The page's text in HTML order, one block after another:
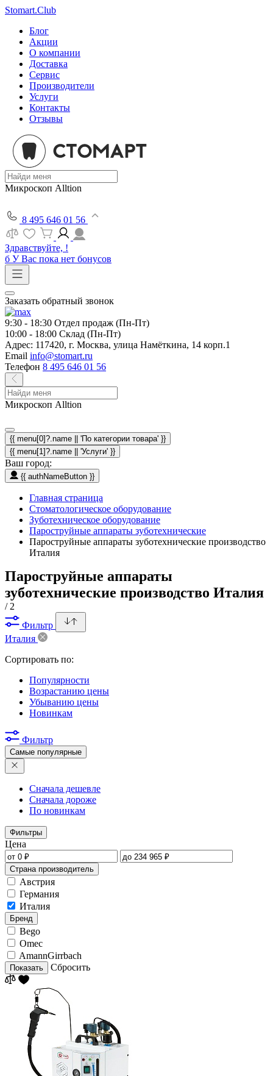
Stomart.Club
Блог
Акции
О компании
Доставка
Сервис
Производители
Услуги
Контакты
Отзывы
Микроскоп Alltion
8 495 646 01 56
Здравствуйте, !
б У Вас пока нет бонусов
Заказать обратный звонок
9:30 - 18:30 Отдел продаж (Пн-Пт)
10:00 - 18:00 Склад (Пн-Пт)
Адрес: 117420, г. Москва, улица Намёткина, 14 корп.1
Email info@stomart.ru
Телефон 8 495 646 01 56
Микроскоп Alltion
{{ menu[0]?.name || 'По категории товара' }}
{{ menu[1]?.name || 'Услуги' }}
Ваш город:
{{ authNameButton }}
Главная страница
Стоматологическое оборудование
Зуботехническое оборудование
Пароструйные аппараты зуботехнические
Пароструйные аппараты зуботехнические производство
Италия
Пароструйные аппараты
зуботехнические производство Италия
/ 2
Фильтр
Италия
Сортировать по:
Популярности
Возрастанию цены
Убыванию цены
Новинкам
Фильтр
Самые популярные
Сначала дешевле
Сначала дороже
По новинкам
Фильтры
Цена
Страна производитель
Австрия
Германия
Италия
Бренд
Bego
Omec
AmannGirrbach
Показать Сбросить